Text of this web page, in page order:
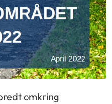
omkring